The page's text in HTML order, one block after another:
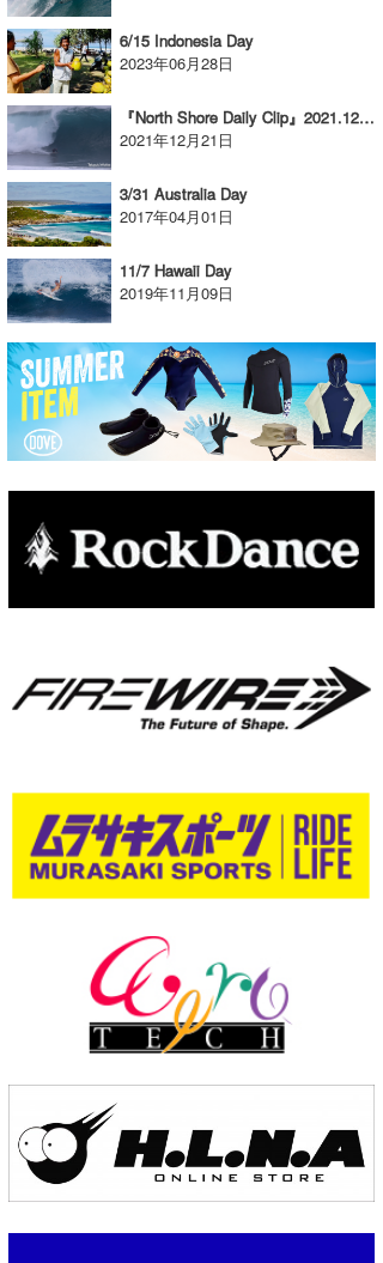
6/15 Indonesia Day
2023年06月28日
『North Shore Daily Clip』2021.12.17 @ PIPELINE / vol.1
2021年12月21日
3/31 Australia Day
2017年04月01日
11/7 Hawaii Day
2019年11月09日
Soulman
VAGY
waka☆=
YUKI☆
たっちー
ハンマー
まっきー
三輪予報士
小川予報士
唐澤予報士
米山予報士
予報士 hiro.
banpaku
chappy
Romisea